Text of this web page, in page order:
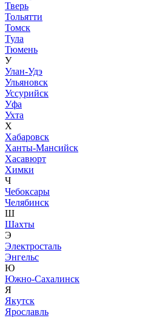
Тверь
Тольятти
Томск
Тула
Тюмень
У
Улан-Удэ
Ульяновск
Уссурийск
Уфа
Ухта
Х
Хабаровск
Ханты-Мансийск
Хасавюрт
Химки
Ч
Чебоксары
Челябинск
Ш
Шахты
Э
Электросталь
Энгельс
Ю
Южно-Сахалинск
Я
Якутск
Ярославль